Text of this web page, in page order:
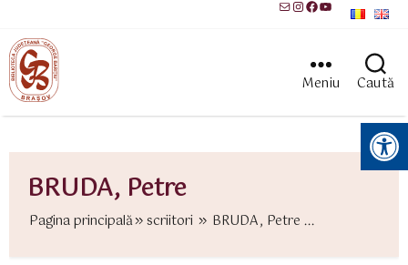
MailInstagram
Facebook
YouTube
Meniu Caută
Instrumente pentru accesibilitate
BRUDA, Petre
Pagina principală scriitori BRUDA, Petre ...